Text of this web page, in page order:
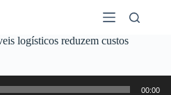
logísticos reduzem custos
00:00